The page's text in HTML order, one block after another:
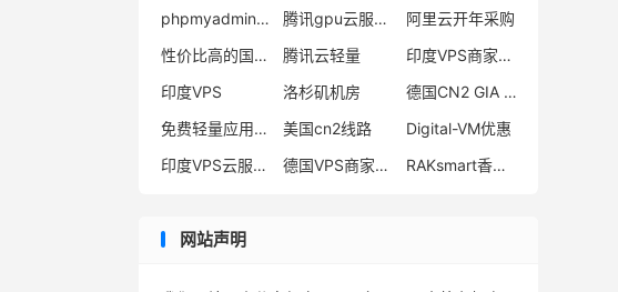
phpmyadmin数据库管理工具 腾讯gpu云服务器怎么样
阿里云开年采购
性价比高的国外服务器
腾讯云轻量
印度VPS商家有哪些
印度VPS
洛杉矶机房
德国CN2 GIA VPS
免费轻量应用服务器
美国cn2线路
Digital-VM优惠
印度VPS云服务器
德国VPS商家有哪些 RAKsmart香港CN2 GIA
网站声明